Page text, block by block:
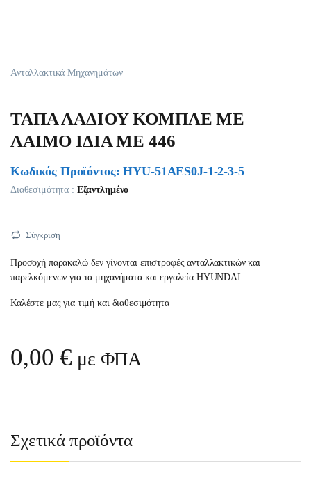
Ανταλλακτικά Μηχανημάτων
ΤΑΠΑ ΛΑΔΙΟΥ ΚΟΜΠΛΕ ΜΕ
ΛΑΙΜΟ ΙΔΙΑ ΜΕ 446
Κωδικός Προϊόντος: HYU-51AES0J-1-2-3-5
Διαθεσιμότητα : Εξαντλημένο
Σύγκριση
Προσοχή παρακαλώ δεν γίνονται επιστροφές ανταλλακτικών και
παρελκόμενων για τα μηχανήματα και εργαλεία HYUNDAI
Καλέστε μας για τιμή και διαθεσιμότητα
0,00€ με ΦΠΑ
Σχετικά προϊόντα